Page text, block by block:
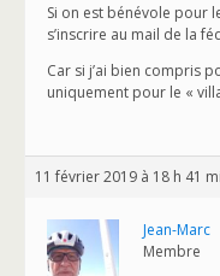
Si on est bénévole pour
s’inscrire au mail de la
Car si j’ai bien compris
uniquement pour le «
11 février 2019 à 18 h 41
Jean-Marc
Membre